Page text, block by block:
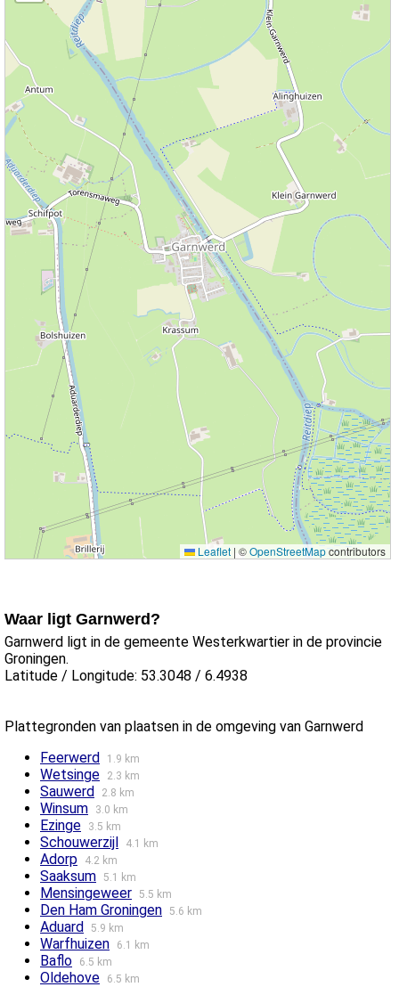
Leaflet | ©OpenStreetMapcontributors
Waar ligt Garnwerd?
Garnwerd ligt in de gemeente Westerkwartier in de provincie
Groningen.
Latitude / Longitude: 53.3048 / 6.4938
Plattegronden van plaatsen in de omgeving van Garnwerd
Feerwerd
1.9 km
Wetsinge 2.3 km
Sauwerd 2.8 km
Winsum 3.0 km
Ezinge 3.5 km
Schouwerzijl 4.1 km
Adorp 4.2 km
Saaksum 5.1 km
Mensingeweer 5.5 km
Den Ham Groningen 5.6 km
Aduard 5.9 km
Warfhuizen 6.1 km
Baflo 6.5 km
Oldehove 6.5 km